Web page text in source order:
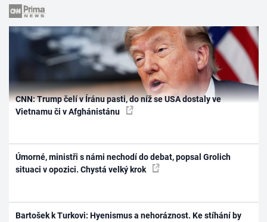
CNN: Trump čelí v Íránu pasti, do níž se USA dostaly ve
Vietnamu či v Afghánistánu
Úmorné, ministři s námi nechodí do debat, popsal Grolich
situaci v opozici. Chystá velký krok
Bartošek k Turkovi: Hyenismus a nehoráznost. Ke stíhání by